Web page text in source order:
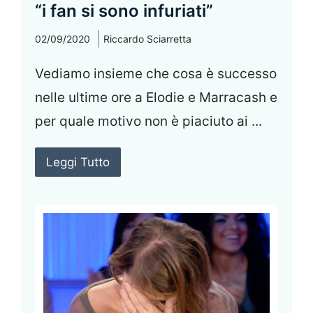
“i fan si sono infuriati”
02/09/2020 Riccardo Sciarretta
Vediamo insieme che cosa è successo
nelle ultime ore a Elodie e Marracash e
per quale motivo non è piaciuto ai ...
Leggi Tutto